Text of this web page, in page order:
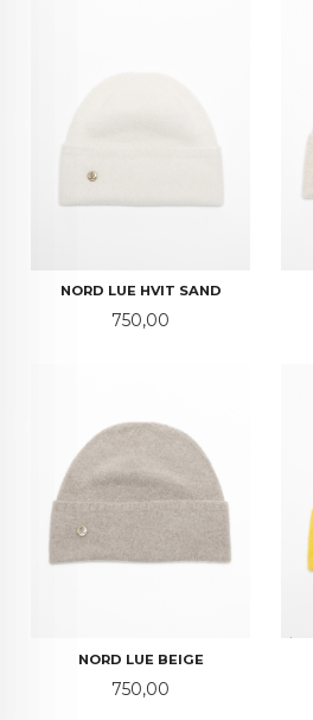
NORD LUE HVIT SAND
Pris
750,00
NORD LUE BEIGE
Pris
750,00